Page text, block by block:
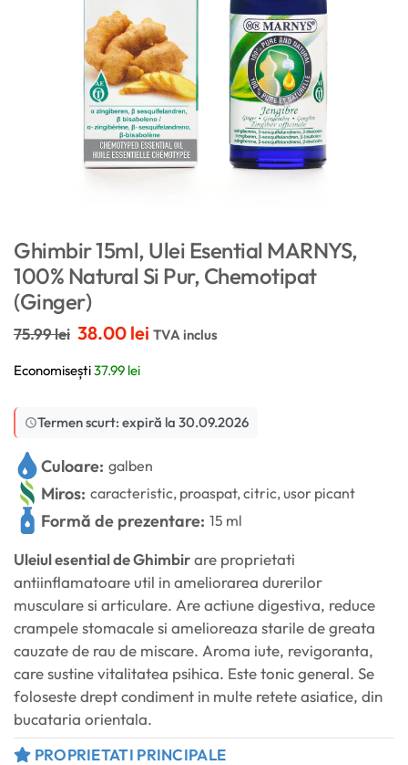
Ghimbir 15ml, Ulei Esential MARNYS,
100% Natural Si Pur, Chemotipat
(Ginger)
75.99lei 38.00 lei TVA inclus
Economisești37.99 lei
Termen scurt: expiră la 30.09.2026
Culoare: galben
Miros: caracteristic, proaspat, citric, usor picant
Formă de prezentare: 15 ml
Uleiul esential de Ghimbirare proprietati
antiinflamatoare util in ameliorarea durerilor
musculare si articulare. Are actiune digestiva, reduce
crampele stomacale si amelioreaza starile de greata
cauzate de rau de miscare. Aroma iute, revigoranta,
care sustine vitalitatea psihica. Este tonic general. Se
foloseste drept condiment in multe retete asiatice, din
bucataria orientala.
PROPRIETATI PRINCIPALE